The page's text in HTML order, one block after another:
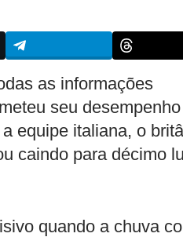
as informações
seu
equipe italiana, o
caindo para décimo
quando a chuva